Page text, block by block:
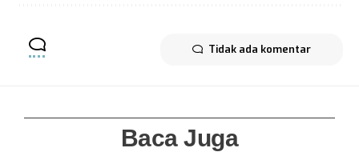
Tidak ada komentar
Baca Juga